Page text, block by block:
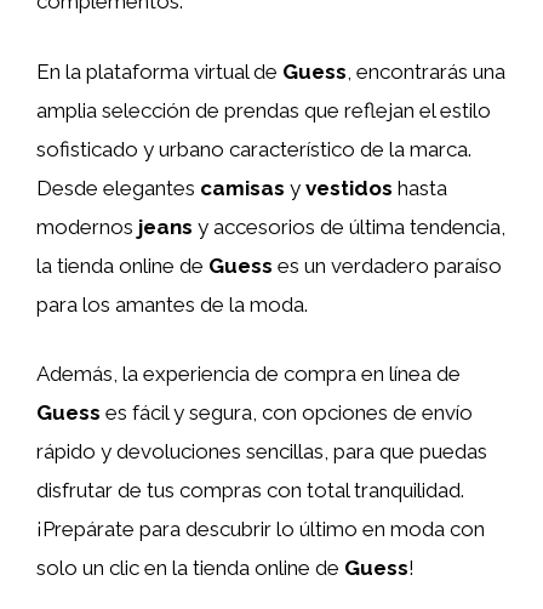
En la plataforma virtual de Guess , encontrarás una
amplia selección de prendas que reflejan el estilo
sofisticado y urbano característico de la marca.
Desde elegantes camisas y vestidos hasta
modernos jeans y accesorios de última tendencia,
la tienda online de Guess es un verdadero paraíso
para los amantes de la moda.
Además, la experiencia de compra en línea de
Guess es fácil y segura, con opciones de envío
rápido y devoluciones sencillas, para que puedas
disfrutar de tus compras con total tranquilidad.
¡Prepárate para descubrir lo último en moda con
solo un clic en la tienda online de Guess!